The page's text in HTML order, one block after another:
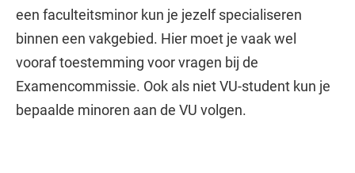
een faculteitsminor kun je jezelf specialiseren
binnen een vakgebied. Hier moet je vaak wel
vooraf toestemming voor vragen bij de
Examencommissie. Ook als niet VU-student kun je
bepaalde minoren aan de VU volgen.